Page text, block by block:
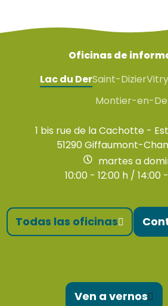
Oficinas de
Lac du DerSaint-Dizier
Montier-en-
1 bis rue de la Cachotte -
51290 Giffaumont-
martes a
10:00 - 12:00 h / 14:00
Todas las oficinas
Ven a vernos